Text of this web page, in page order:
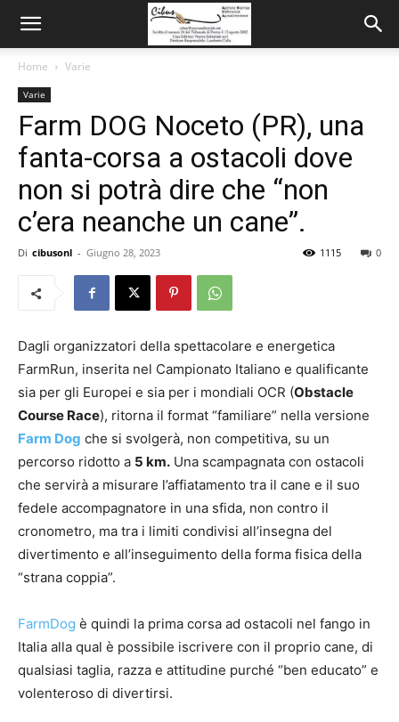
Home Varie
Varie
Farm DOG Noceto (PR), una
fanta-corsa a ostacoli dove
non si potrà dire che “non
c’era neanche un cane”.
Di cibusonl - Giugno 28, 2023 0
1115
Dagli organizzatori della spettacolare e energetica
FarmRun, inserita nel Campionato Italiano e qualificante
sia per gli Europei e sia per i mondiali OCR (Obstacle
Course Race), ritorna il format “familiare” nella versione
Farm Dog che si svolgerà, non competitiva, su un
percorso ridotto a 5 km. Una scampagnata con ostacoli
che servirà a misurare l’affiatamento tra il cane e il suo
fedele accompagnatore in una sfida, non contro il
cronometro, ma tra i limiti condivisi all’insegna del
divertimento e all’inseguimento della forma fisica della
“strana coppia”.
FarmDog è quindi la prima corsa ad ostacoli nel fango in
Italia alla qual è possibile iscrivere con il proprio cane, di
qualsiasi taglia, razza e attitudine purché “ben educato” e
volenteroso di divertirsi.